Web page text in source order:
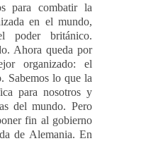
para combatir la
en el mundo,
poder británico.
Ahora queda por
organizado: el
Sabemos lo que la
para nosotros y
del mundo. Pero
fin al gobierno
de Alemania. En